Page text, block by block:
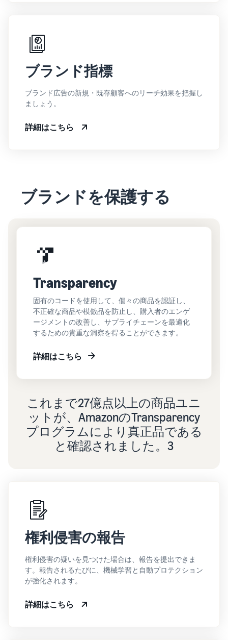
ブランド指標
ブランド広告の新規・既存顧客へのリーチ効果を把握し
ましょう。
詳細はこちら
ブランドを保護する
Transparency
固有のコードを使用して、個々の商品を認証し、
不正確な商品や模倣品を防止し、購入者のエンゲ
ージメントの改善し、サプライチェーンを最適化
するための貴重な洞察を得ることができます。
詳細はこちら
これまで27億点以上の商品ユニ
ットが、AmazonのTransparency
プログラムにより真正品である
と確認されました。3
権利侵害の報告
権利侵害の疑いを見つけた場合は、報告を提出できま
す。報告されるたびに、機械学習と自動プロテクション
が強化されます。
詳細はこちら